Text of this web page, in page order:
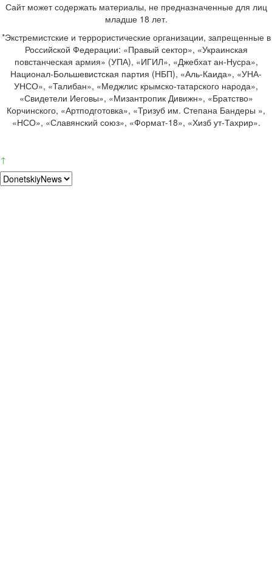
Сайт может содержать материалы, не предназначенные для лиц
младше 18 лет.
*Экстремистские и террористические организации, запрещенные в
Российской Федерации: «Правый сектор», «Украинская
повстанческая армия» (УПА), «ИГИЛ», «Джебхат ан-Нусра»,
Национал-Большевистская партия (НБП), «Аль-Каида», «УНА-
УНСО», «Талибан», «Меджлис крымско-татарского народа»,
«Свидетели Иеговы», «Мизантропик Дивижн», «Братство»
Корчинского, «Артподготовка», «Тризуб им. Степана Бандеры »,
«НСО», «Славянский союз», «Формат-18», «Хизб ут-Тахрир».
↑